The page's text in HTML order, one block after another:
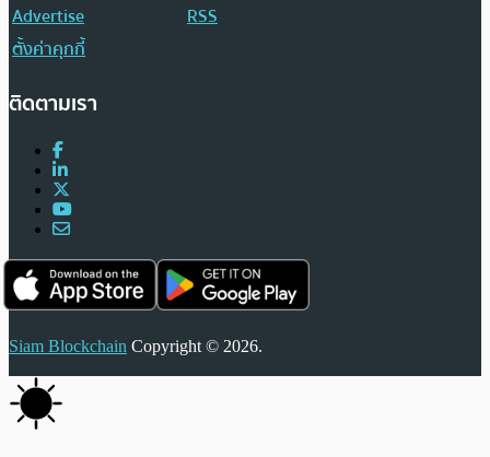
Advertise
RSS
ตั้งค่าคุกกี้
ติดตามเรา
Siam Blockchain Copyright © 2026.